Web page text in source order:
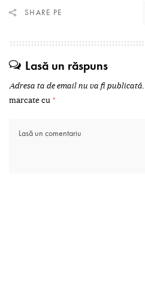
SHARE PE
Lasă un răspuns
Adresa ta de email nu va fi publicată.
marcate cu *